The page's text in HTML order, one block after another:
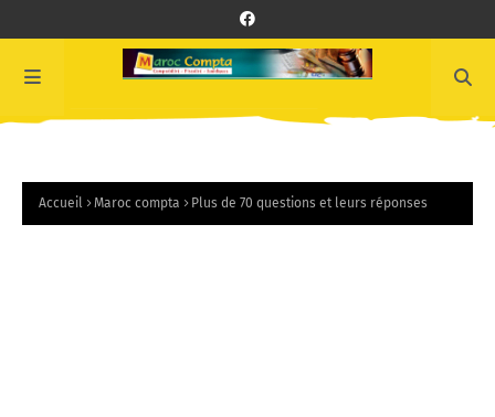
Accueil Maroc compta Plus de 70 questions et leurs réponses